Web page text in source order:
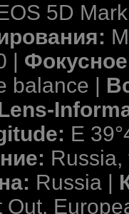
5D
|
balance |
E
Russia |